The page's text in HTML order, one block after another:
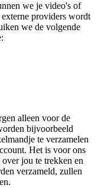
we je video's of
providers wordt
we de volgende
alleen voor de
bijvoorbeeld
te verzamelen
Het is voor ons
jou te trekken en
verzameld, zullen